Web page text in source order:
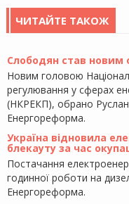
ЧИТАЙТЕ ТАКОЖ
Слободян став новим
Новим головою
регулювання у сферах
(НКРЕКП), обрано
Енергореформа.
Україна відновила
блекауту за час
Постачання
годинної роботи на
Енергореформа.